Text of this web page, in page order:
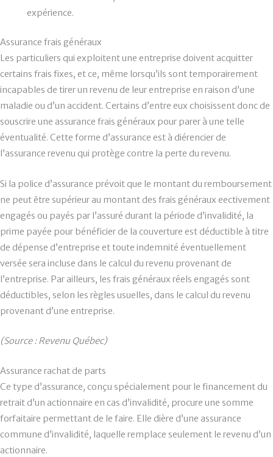
expérience.
Assurance frais généraux
Les particuliers qui exploitent une entreprise doivent acquitter
certains frais fixes, et ce, même lorsqu’ils sont temporairement
incapables de tirer un revenu de leur entreprise en raison d’une
maladie ou d’un accident. Certains d’entre eux choisissent donc de
souscrire une assurance frais généraux pour parer à une telle
éventualité. Cette forme d’assurance est à diérencier de
l’assurance revenu qui protège contre la perte du revenu.
Si la police d’assurance prévoit que le montant du remboursement
ne peut être supérieur au montant des frais généraux eectivement
engagés ou payés par l’assuré durant la période d’invalidité, la
prime payée pour bénéficier de la couverture est déductible à titre
de dépense d’entreprise et toute indemnité éventuellement
versée sera incluse dans le calcul du revenu provenant de
l’entreprise. Par ailleurs, les frais généraux réels engagés sont
déductibles, selon les règles usuelles, dans le calcul du revenu
provenant d’une entreprise.
(Source : Revenu Québec)
Assurance rachat de parts
Ce type d’assurance, conçu spécialement pour le financement du
retrait d’un actionnaire en cas d’invalidité, procure une somme
forfaitaire permettant de le faire. Elle dière d’une assurance
commune d’invalidité, laquelle remplace seulement le revenu d’un
actionnaire.